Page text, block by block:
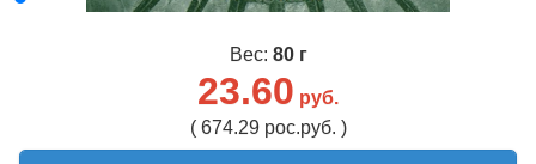
Вес: 80 г
23.60 руб.
( 674.29 рос.руб. )